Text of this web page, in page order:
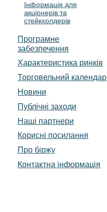
Інформація для
акціонерів та
стейкхолдерів
Програмне
забезпечення
Характеристика pинків
Торговельний календар
Новини
Публічні заходи
Наші партнери
Корисні посилання
Про біржу
Контактна інформація